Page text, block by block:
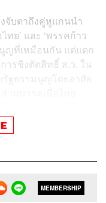
จับตาถึงคู่หูแกนนำ
ทย’ และ ‘พรรคก้าว
ญที่เหมือนกัน แต่แตก
ารชิงตัดสิทธิ์ ส.ว. ใน
ฐธรรมนูญโดยอาศัย
และยืมมือ สสร.
ละ ‘พรรคก้าวไกล’
น แต่ระหว่างทางคง
ยงกลุ่มเดียวกัน
MEMBERSHIP